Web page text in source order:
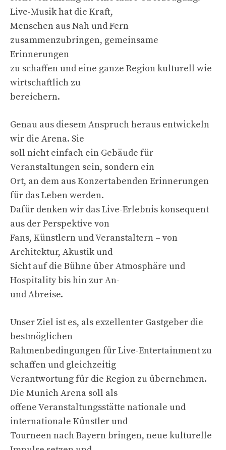
Live-Musik hat die Kraft,
Menschen aus Nah und Fern
zusammenzubringen, gemeinsame
Erinnerungen
zu schaffen und eine ganze Region kulturell wie
wirtschaftlich zu
bereichern.
Genau aus diesem Anspruch heraus entwickeln
wir die Arena. Sie
soll nicht einfach ein Gebäude für
Veranstaltungen sein, sondern ein
Ort, an dem aus Konzertabenden Erinnerungen
für das Leben werden.
Dafür denken wir das Live-Erlebnis konsequent
aus der Perspektive von
Fans, Künstlern und Veranstaltern – von
Architektur, Akustik und
Sicht auf die Bühne über Atmosphäre und
Hospitality bis hin zur An-
und Abreise.
Unser Ziel ist es, als exzellenter Gastgeber die
bestmöglichen
Rahmenbedingungen für Live-Entertainment zu
schaffen und gleichzeitig
Verantwortung für die Region zu übernehmen.
Die Munich Arena soll als
offene Veranstaltungsstätte nationale und
internationale Künstler und
Tourneen nach Bayern bringen, neue kulturelle